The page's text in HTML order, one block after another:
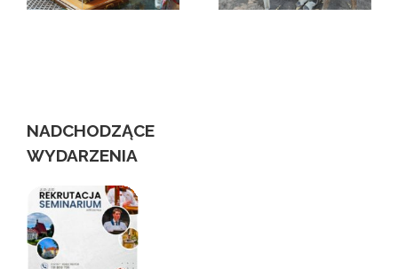
matce Czackiej i
NADCHODZĄCE
WYDARZENIA